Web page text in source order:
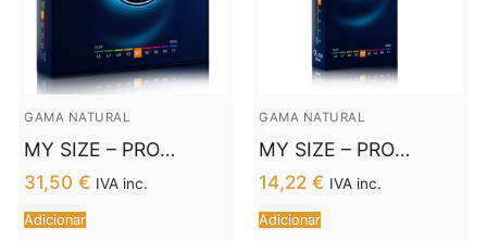
GAMA NATURAL
MY SIZE – PRO
PRESERVATIVOS 57
MM 36 UNIDADES
31,50 € IVA inc.
Adicionar
GAMA NATURAL
MY SIZE – PRO
PRESERVATIVOS 57
MM 10 UNIDADES
14,22 € IVA inc.
Adicionar